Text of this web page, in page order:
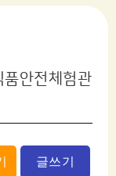
안전체험관
글쓰기